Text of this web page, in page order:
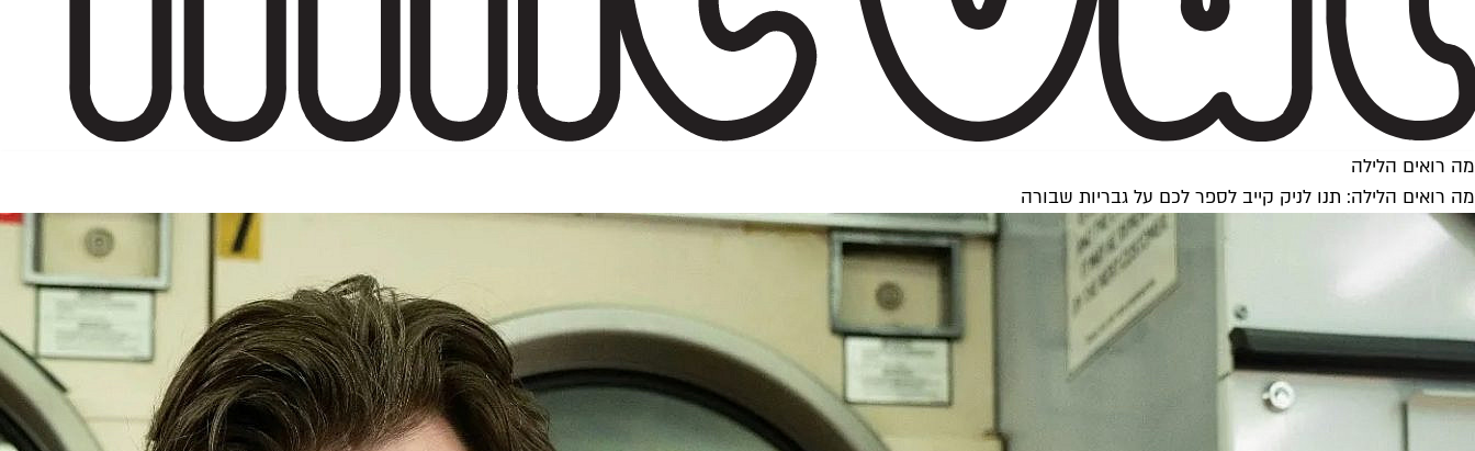
מה רואים הלילה
מה רואים הלילה: תנו לניק קייב לספר לכם על גבריות שבורה